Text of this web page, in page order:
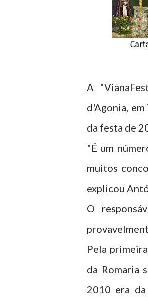
A
d'Agonia,
da festa de
"É um
muitos
explicou
O
Pela
da Romaria
2010 era da